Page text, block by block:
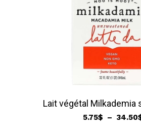
Lait végétal Milkademia
5.75$ – 34.50